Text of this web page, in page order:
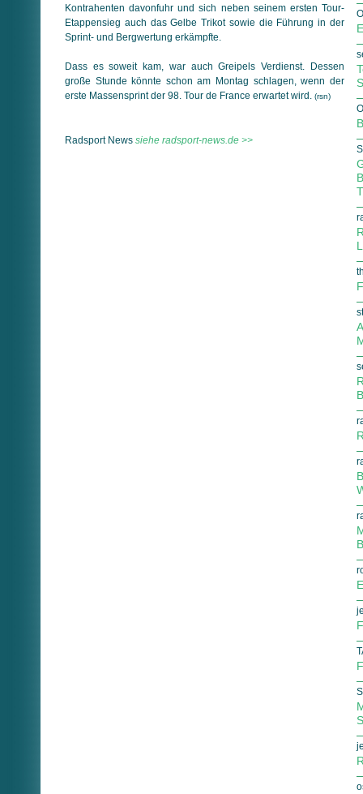
Kontrahenten davonfuhr und sich neben seinem ersten Tour-
Etappensieg auch das Gelbe Trikot sowie die Führung in der
Sprint- und Bergwertung erkämpfte.
Dass es soweit kam, war auch Greipels Verdienst. Dessen
große Stunde könnte schon am Montag schlagen, wenn der
erste Massensprint der 98. Tour de France erwartet wird. (rsn)
Radsport News siehe radsport-news.de >>